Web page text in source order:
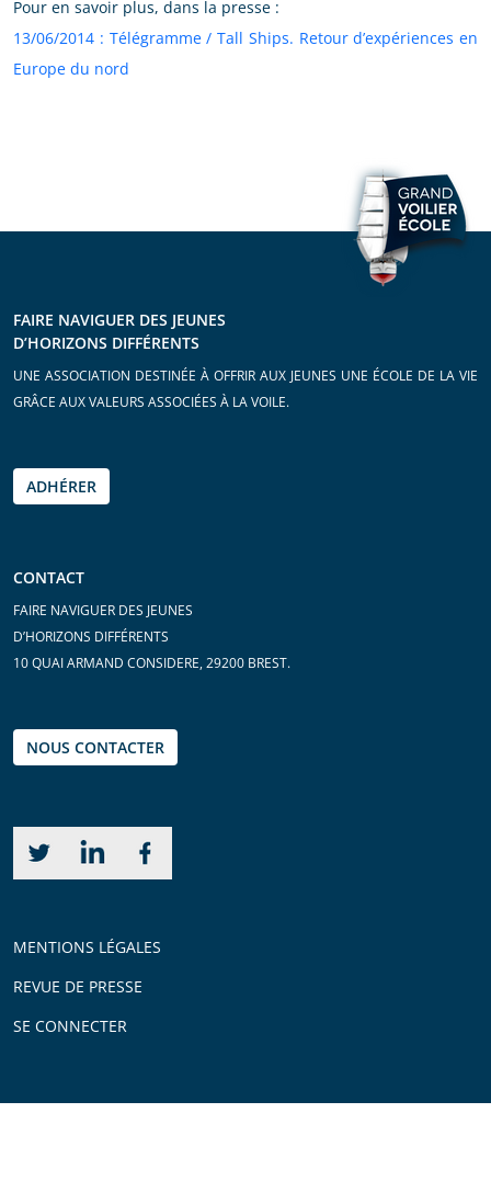
Pour en savoir plus, dans la presse :
13/06/2014 : Télégramme / Tall Ships. Retour d’expériences en
Europe du nord
FAIRE NAVIGUER DES JEUNES
D’HORIZONS DIFFÉRENTS
UNE ASSOCIATION DESTINÉE À OFFRIR AUX JEUNES UNE ÉCOLE DE LA VIE
GRÂCE AUX VALEURS ASSOCIÉES À LA VOILE.
ADHÉRER
CONTACT
FAIRE NAVIGUER DES JEUNES
D’HORIZONS DIFFÉRENTS
10 QUAI ARMAND CONSIDERE, 29200 BREST.
NOUS CONTACTER
MENTIONS LÉGALES
REVUE DE PRESSE
SE CONNECTER